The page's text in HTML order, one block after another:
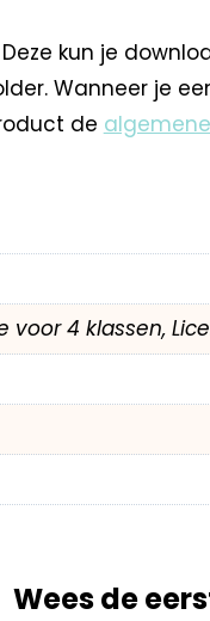
kun je
Wanneer je
de
voor 4 klassen,
Wees de